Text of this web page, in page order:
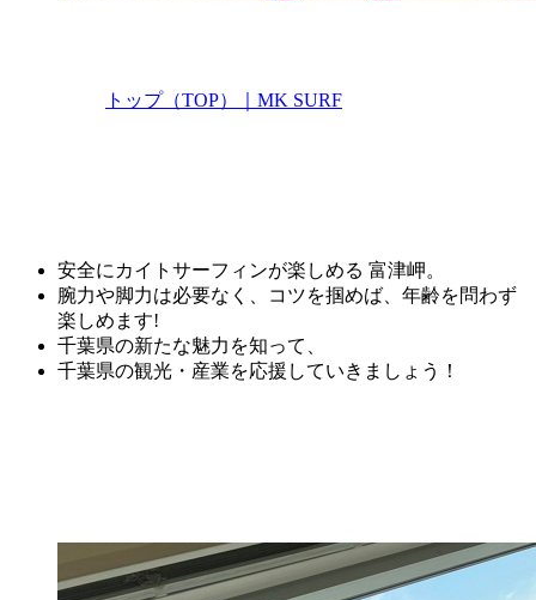
トップ（TOP）｜MK SURF
安全にカイトサーフィンが楽しめる 富津岬。
腕力や脚力は必要なく、コツを掴めば、年齢を問わず
楽しめます!
千葉県の新たな魅力を知って、
千葉県の観光・産業を応援していきましょう！